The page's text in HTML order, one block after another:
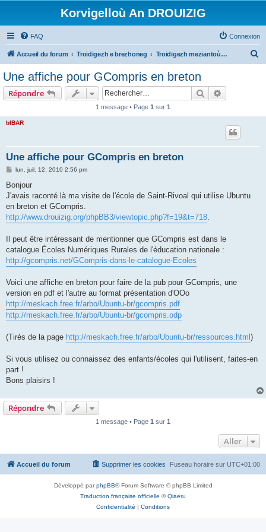
Korvigelloù An DROUIZIG
FAQ Connexion
Accueil du forum Troidigezh e brezhoneg Troidigezh meziantoù all (frank a wirioù evit an darn vrasañ anezho)
Une affiche pour GCompris en breton
Répondre Rechercher
1 message • Page 1 sur 1
bIBAR
Une affiche pour GCompris en breton
M
s
a
g
lun. juil. 12, 2010 2:56 pm
Bonjour
J'avais raconté là ma visite de l'école de Saint-Rivoal qui utilise Ubuntu
en breton et GCompris.
http://www.drouizig.org/phpBB3/viewtopic.php?f=19&t=718.
Il peut être intéressant de mentionner que GCompris est dans le
catalogue Écoles Numériques Rurales de l'éducation nationale :
http://gcompris.net/GCompris-dans-le-catalogue-Ecoles
Voici une affiche en breton pour faire de la pub pour GCompris, une
version en pdf et l'autre au format présentation d'OOo
http://meskach.free.fr/arbo/Ubuntu-br/gcompris.pdf
http://meskach.free.fr/arbo/Ubuntu-br/gcompris.odp
(Tirés de la page http://meskach.free.fr/arbo/Ubuntu-br/ressources.html )
Si vous utilisez ou connaissez des enfants/écoles qui l'utilisent, faites-en
part !
Bons plaisirs !
Répondre
1 message • Page 1 sur 1
Aller
Accueil du forum Fuseau horaire sur UTC+01:00
Supprimer les cookies
Développé parphpBB® Forum Software © phpBB Limited
Traduction française officielle ©Qiaeru
Confidentialité | Conditions